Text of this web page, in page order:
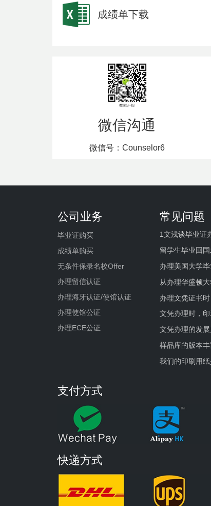
成绩单下载
微信沟通
微信号：Counselor6
公司业务
毕业证购买
成绩单购买
无条件保录名校Offer
办理留信认证
办理海牙认证/使馆认证
办理使馆公证
办理ECE公证
常见问题
1文浅谈毕业证
留学生毕业回
办理美国大学
从办理华盛顿
办理文凭证书
文凭办理时，
文凭办理的发
样品库的版本
我们的印刷用
支付方式
快递方式